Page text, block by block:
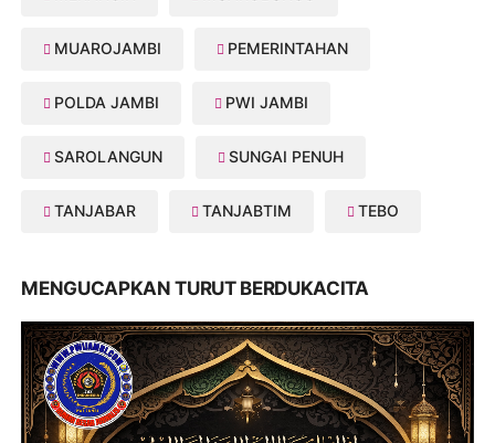
MUAROJAMBI PEMERINTAHAN
POLDA JAMBI PWI JAMBI
SAROLANGUN SUNGAI PENUH
TANJABAR TANJABTIM TEBO
MENGUCAPKAN TURUT BERDUKACITA